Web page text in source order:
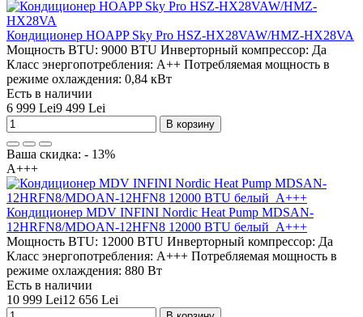
Кондиционер HOAPP Sky Pro HSZ-HX28VAW/HMZ-HX28VA
Мощность BTU: 9000 BTU Инверторный компрессор: Да
Класс энергопотребления: A++ Потребляемая мощность в
режиме охлаждения: 0,84 кВт
Есть в наличии
6 999 Lei9 499 Lei
В корзину
Ваша скидка: - 13%
A+++
Кондиционер MDV INFINI Nordic Heat Pump MDSAN-
12HRFN8/MDOAN-12HFN8 12000 BTU белый A+++
Мощность BTU: 12000 BTU Инверторный компрессор: Да
Класс энергопотребления: A+++ Потребляемая мощность в
режиме охлаждения: 880 Вт
Есть в наличии
10 999 Lei12 656 Lei